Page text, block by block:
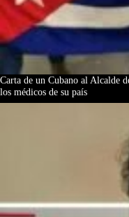
Carta de un Cubano al Alcalde
los médicos de su país